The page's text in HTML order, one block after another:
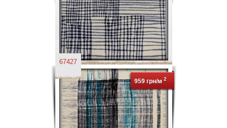
67427
959 грн/м 2